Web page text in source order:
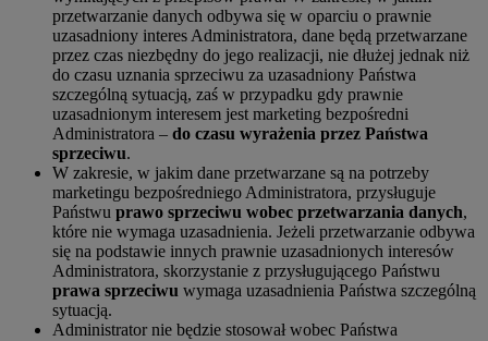
przetwarzanie danych odbywa się w oparciu o prawnie
uzasadniony interes Administratora, dane będą przetwarzane
przez czas niezbędny do jego realizacji, nie dłużej jednak niż
do czasu uznania sprzeciwu za uzasadniony Państwa
szczególną sytuacją, zaś w przypadku gdy prawnie
uzasadnionym interesem jest marketing bezpośredni
Administratora – do czasu wyrażenia przez Państwa
sprzeciwu.
W zakresie, w jakim dane przetwarzane są na potrzeby
marketingu bezpośredniego Administratora, przysługuje
Państwu prawo sprzeciwu wobec przetwarzania danych,
które nie wymaga uzasadnienia. Jeżeli przetwarzanie odbywa
się na podstawie innych prawnie uzasadnionych interesów
Administratora, skorzystanie z przysługującego Państwu
prawa sprzeciwu wymaga uzasadnienia Państwa szczególną
sytuacją.
Administrator nie będzie stosował wobec Państwa